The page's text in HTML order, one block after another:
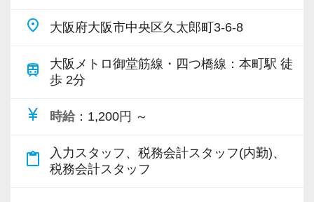
新規顧問契約のお客様が毎年400件以上増加！
で、税務調査にも精通しています。
税理士という仕事は不況に強い仕事で、融資対
応、給付金のサポート、補助金のサポートなど
place 大阪府大阪市中央区久太郎町3-6-8
train
大阪メトロ御堂筋線・四つ橋線：本町駅 徒
歩 2分
currency_yen 時給 ：1,200円 ～
content_paste
入力スタッフ、税務会計スタッフ(内勤)、
税務会計スタッフ